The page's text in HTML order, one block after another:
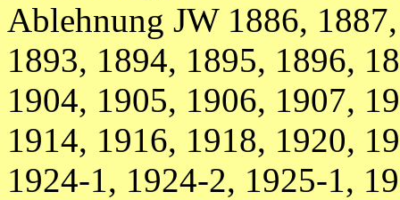
Ablehnung JW 1886,
1893, 1894, 1895, 1896,
1904, 1905, 1906, 1907,
1914, 1916, 1918, 1920,
1924-1, 1924-2, 1925-1,